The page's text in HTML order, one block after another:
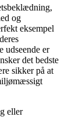
og
eksempel
udseende er
det bedste
sikker på at
eller